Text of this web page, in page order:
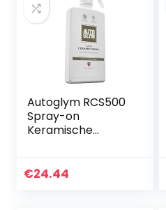
Autoglym RCS500
Spray-on
Keramische
ml
€24.44